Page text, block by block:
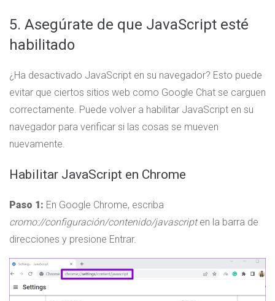
5. Asegúrate de que JavaScript esté
habilitado
¿Ha desactivado JavaScript en su navegador? Esto puede
evitar que ciertos sitios web como Google Chat se carguen
correctamente. Puede volver a habilitar JavaScript en su
navegador para verificar si las cosas se mueven
nuevamente.
Habilitar JavaScript en Chrome
Paso 1: En Google Chrome, escriba
cromo://configuración/contenido/javascripten la barra de
direcciones y presione Entrar.